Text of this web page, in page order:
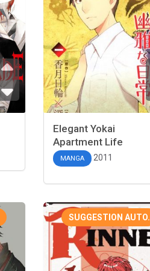
Elegant Yokai
Apartment Life
MANGA 2011
SUGGESTION AUTO.